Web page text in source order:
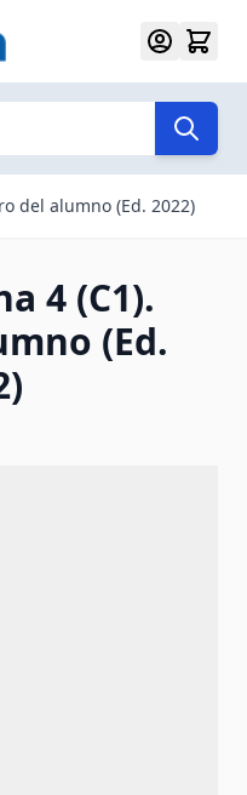
del alumno (Ed. 2022)
4 (C1).
(Ed.